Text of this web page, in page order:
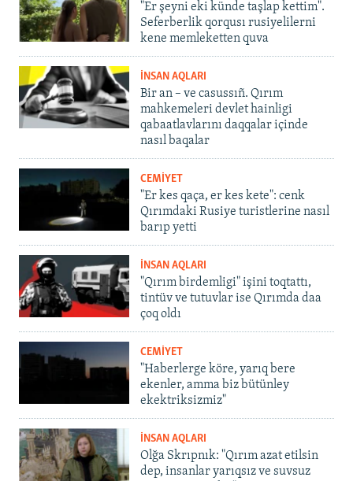
"Er şeyni eki künde taşlap kettim".
Seferberlik qorqusı rusiyelilerni
kene memleketten quva
İNSAN AQLARI
Bir an – ve casussıñ. Qırım
mahkemeleri devlet hainligi
qabaatlavlarını daqqalar içinde
nasıl baqalar
CEMİYET
"Er kes qaça, er kes kete": cenk
Qırımdaki Rusiye turistlerine nasıl
barıp yetti
İNSAN AQLARI
"Qırım birdemligi" işini toqtattı,
tintüv ve tutuvlar ise Qırımda daa
çoq oldı
CEMİYET
"Haberlerge köre, yarıq bere
ekenler, amma biz bütünley
ekektriksizmiz"
İNSAN AQLARI
Olğa Skrıpnık: "Qırım azat etilsin
dep, insanlar yarıqsız ve suvsuz